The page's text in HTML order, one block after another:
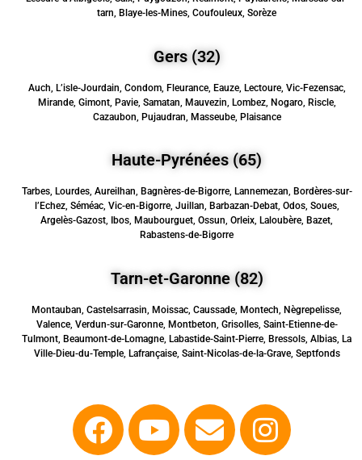
tarn, Blaye-les-Mines, Coufouleux, Sorèze
Gers (32)
Auch, L’isle-Jourdain, Condom, Fleurance, Eauze, Lectoure, Vic-Fezensac,
Mirande, Gimont, Pavie, Samatan, Mauvezin, Lombez, Nogaro, Riscle,
Cazaubon, Pujaudran, Masseube, Plaisance
Haute-Pyrénées (65)
Tarbes, Lourdes, Aureilhan, Bagnères-de-Bigorre, Lannemezan, Bordères-sur-
l’Echez, Séméac, Vic-en-Bigorre, Juillan, Barbazan-Debat, Odos, Soues,
Argelès-Gazost, Ibos, Maubourguet, Ossun, Orleix, Laloubère, Bazet,
Rabastens-de-Bigorre
Tarn-et-Garonne (82)
Montauban, Castelsarrasin, Moissac, Caussade, Montech, Nègrepelisse,
Valence, Verdun-sur-Garonne, Montbeton, Grisolles, Saint-Etienne-de-
Tulmont, Beaumont-de-Lomagne, Labastide-Saint-Pierre, Bressols, Albias, La
Ville-Dieu-du-Temple, Lafrançaise, Saint-Nicolas-de-la-Grave, Septfonds